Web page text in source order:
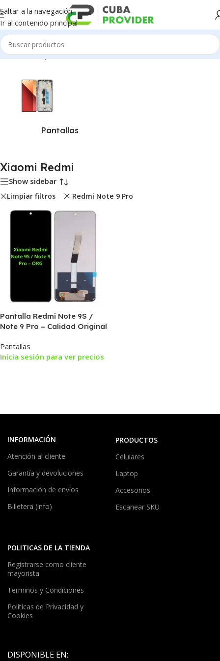
Saltar a la navegación
Ir al contenido principal
Inicio/Piezas para Celulares/Xiaomi Redmi
Pantallas
Xiaomi Redmi
Show sidebar
Limpiar filtros Redmi Note 9 Pro
Pantalla Redmi Note 9S /
Note 9 Pro – Calidad Original
Pantallas
Inicia sesión para ver precios
INFORMACIÓN
Atención al cliente
Garantía y devoluciones
Información de envíos
Billetera (info)
PRODUCTOS
Celulares
Laptop
Accesorios
Escanear SKU
POLITICAS DE LA TIENDA
Registrarse como cliente
mayorista
Terminos y Condiciones
Políticas de Privacidad y
Cookies
DISPONIBLE EN: